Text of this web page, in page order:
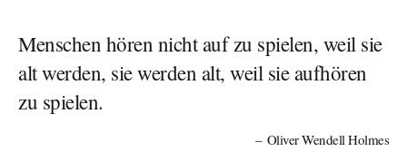
Menschen hören nicht auf zu spielen, weil sie
alt werden, sie werden alt, weil sie aufhören
zu spielen.
Oliver Wendell Holmes